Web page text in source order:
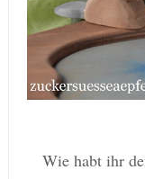
Wie habt ihr